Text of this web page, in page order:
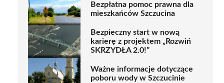
Bezpłatna pomoc prawna dla
mieszkańców Szczucina
Bezpieczny start w nową
karierę z projektem „Rozwiń
SKRZYDŁA 2.0!”
Ważne informacje dotyczące
poboru wody w Szczucinie